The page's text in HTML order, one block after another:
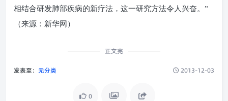
相结合研发肺部疾病的新疗法，这一研究方法令人兴奋。”
（来源：新华网）
正文完
发表至： 无分类 2013-12-03
0